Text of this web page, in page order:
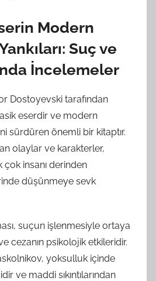
Modern
Suç ve
İncelemeler
Dostoyevski tarafından
eserdir ve modern
sürdüren önemli bir kitaptır.
olaylar ve karakterler,
insanı derinden
düşünmeye sevk
suçun işlenmesiyle ortaya
cezanın psikolojik etkileridir.
yoksulluk içinde
ve maddi sıkıntılarından